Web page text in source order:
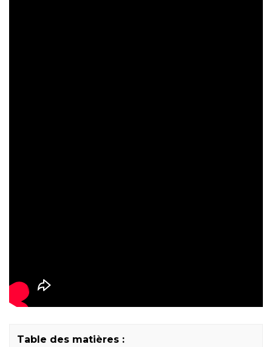
Table des matières :